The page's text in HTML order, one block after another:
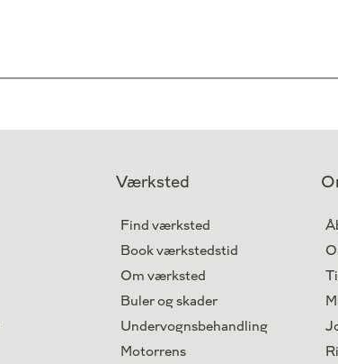
Værksted
Find værksted
Book værkstedstid
Om værksted
Buler og skader
Undervognsbehandling
Motorrens